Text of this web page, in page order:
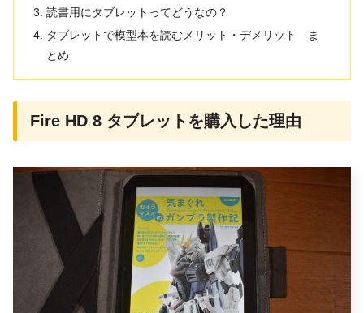
読書用にタブレットってどうなの？
タブレットで模型本を読むメリット・デメリット ま
とめ
Fire HD 8 タブレットを購入した理由